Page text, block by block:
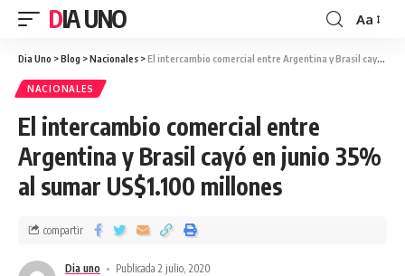
DIA UNO Aa
Dia Uno >Blog >Nacionales >El intercambio comercial entre Argentina y Brasil cayó en junio 35% al sumar US$1.100 millones
NACIONALES
El intercambio comercial entre
Argentina y Brasil cayó en junio 35%
al sumar US$1.100 millones
Dia uno Publicada 2 julio, 2020
compartir